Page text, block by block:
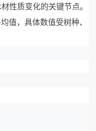
性质变化的关键节点。
值，具体数值受树种、